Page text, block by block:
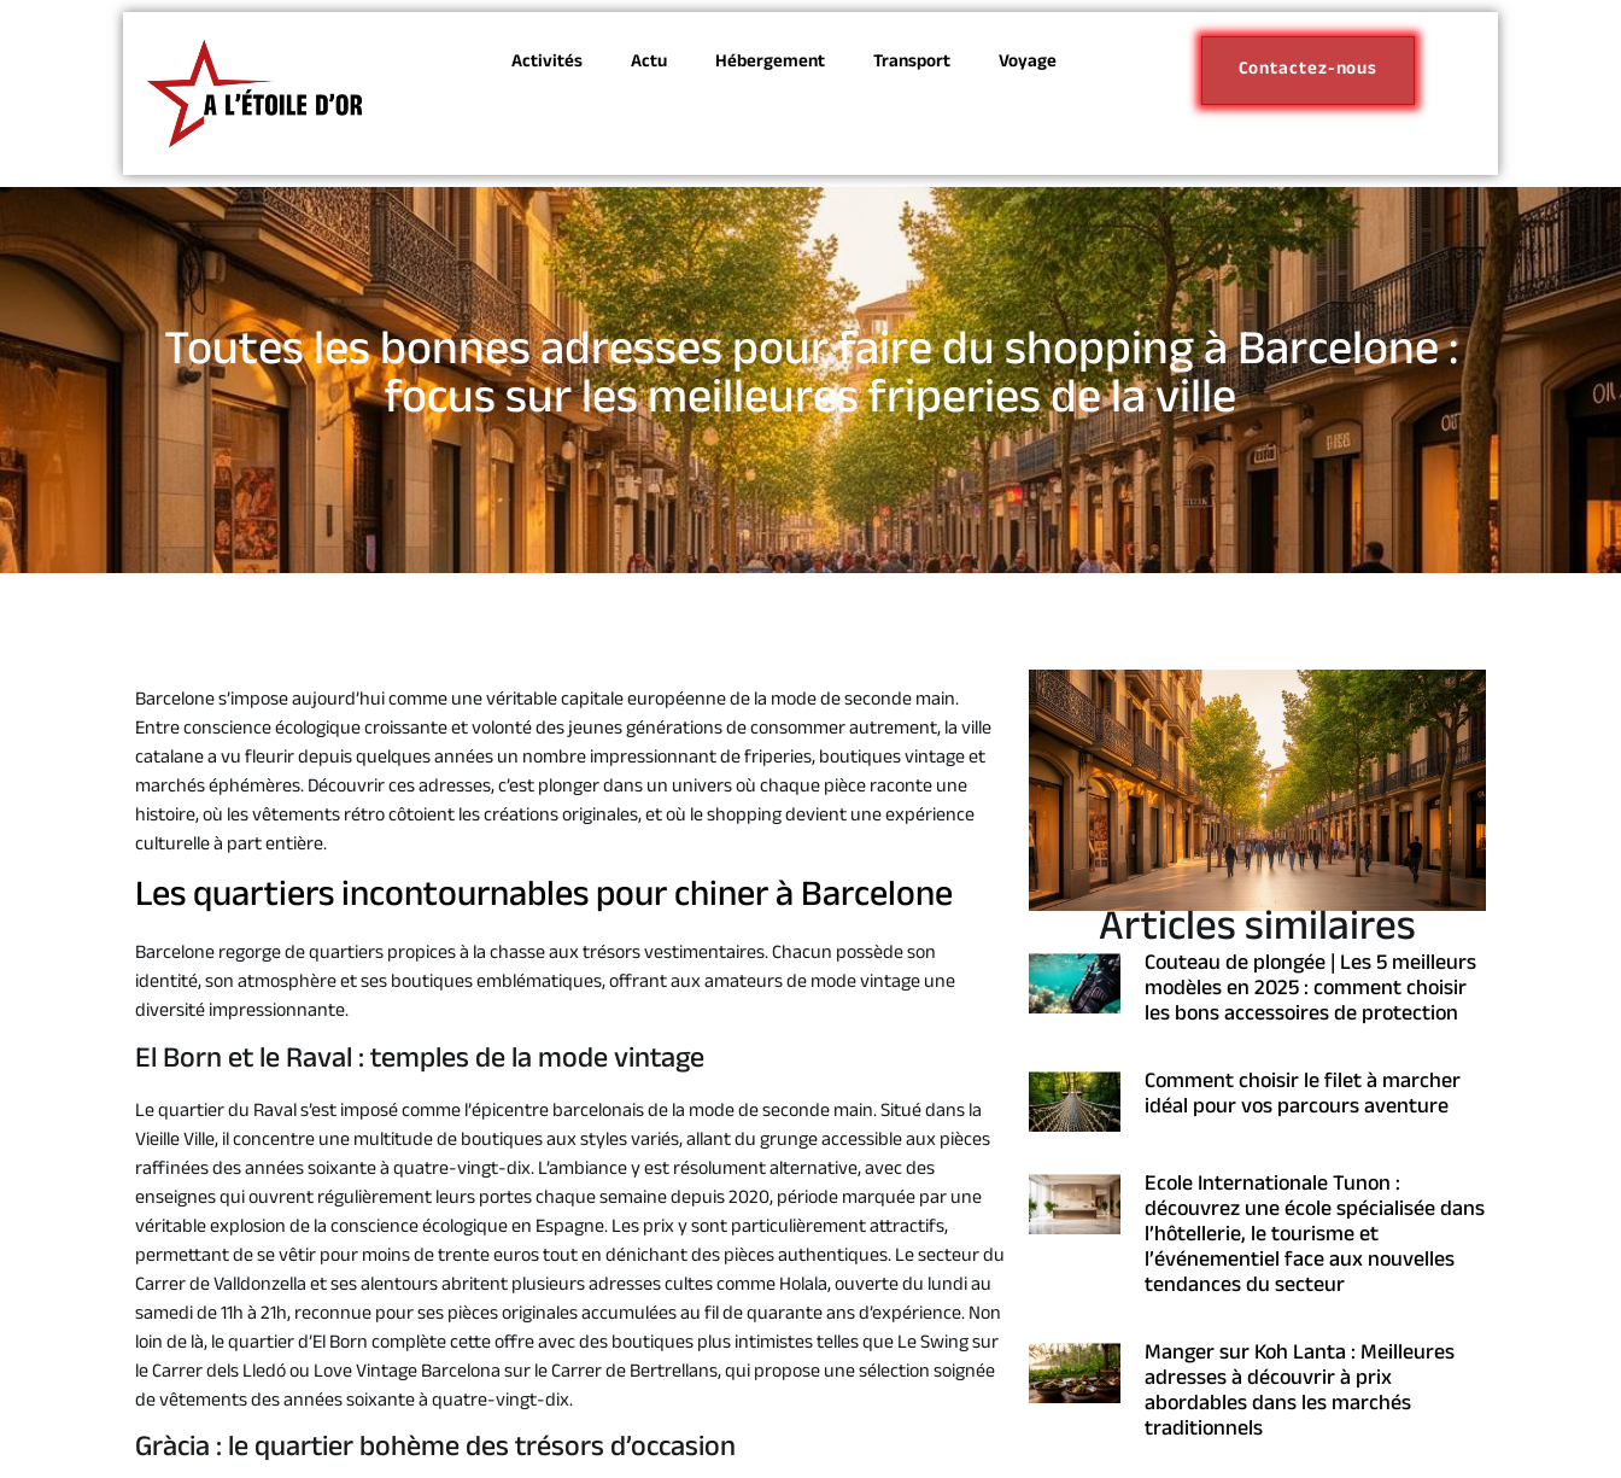
Activités Actu Hébergement Transport Voyage Contactez-nous
Toutes les bonnes adresses pour faire du shopping à Barcelone :
focus sur les meilleures friperies de la ville
Barcelone s’impose aujourd’hui comme une véritable capitale européenne de la mode de seconde main.
Entre conscience écologique croissante et volonté des jeunes générations de consommer autrement, la ville
catalane a vu fleurir depuis quelques années un nombre impressionnant de friperies, boutiques vintage et
marchés éphémères. Découvrir ces adresses, c’est plonger dans un univers où chaque pièce raconte une
histoire, où les vêtements rétro côtoient les créations originales, et où le shopping devient une expérience
culturelle à part entière.
Les quartiers incontournables pour chiner à Barcelone
Barcelone regorge de quartiers propices à la chasse aux trésors vestimentaires. Chacun possède son
identité, son atmosphère et ses boutiques emblématiques, offrant aux amateurs de mode vintage une
diversité impressionnante.
El Born et le Raval : temples de la mode vintage
Le quartier du Raval s’est imposé comme l’épicentre barcelonais de la mode de seconde main. Situé dans la
Vieille Ville, il concentre une multitude de boutiques aux styles variés, allant du grunge accessible aux pièces
raffinées des années soixante à quatre-vingt-dix. L’ambiance y est résolument alternative, avec des
enseignes qui ouvrent régulièrement leurs portes chaque semaine depuis 2020, période marquée par une
véritable explosion de la conscience écologique en Espagne. Les prix y sont particulièrement attractifs,
permettant de se vêtir pour moins de trente euros tout en dénichant des pièces authentiques. Le secteur du
Carrer de Valldonzella et ses alentours abritent plusieurs adresses cultes comme Holala, ouverte du lundi au
samedi de 11h à 21h, reconnue pour ses pièces originales accumulées au fil de quarante ans d’expérience. Non
loin de là, le quartier d’El Born complète cette offre avec des boutiques plus intimistes telles que Le Swing sur
le Carrer dels Lledó ou Love Vintage Barcelona sur le Carrer de Bertrellans, qui propose une sélection soignée
de vêtements des années soixante à quatre-vingt-dix.
Gràcia : le quartier bohème des trésors d’occasion
Articles similaires
Couteau de plongée | Les 5 meilleurs
modèles en 2025 : comment choisir
les bons accessoires de protection
Comment choisir le filet à marcher
idéal pour vos parcours aventure
Ecole Internationale Tunon :
découvrez une école spécialisée dans
l’hôtellerie, le tourisme et
l’événementiel face aux nouvelles
tendances du secteur
Manger sur Koh Lanta : Meilleures
adresses à découvrir à prix
abordables dans les marchés
traditionnels